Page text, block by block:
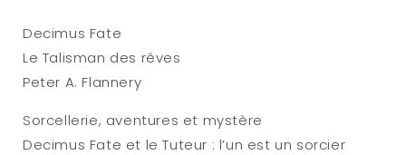
Le
Talisman
des
[Broché]
Talisman
des
[Broché]
Decimus Fate
Le Talisman des rêves
Peter A. Flannery
Sorcellerie, aventures et mystère
Decimus Fate et le Tuteur : l’un est un sorcier